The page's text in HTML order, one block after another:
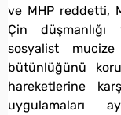
ve MHP reddetti,
Çin
sosyalist
bütünlüğünü
hareketlerine
uygulamaları